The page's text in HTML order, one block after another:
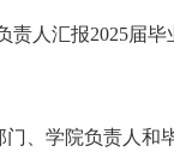
责人汇报2025届
门、学院负责人和